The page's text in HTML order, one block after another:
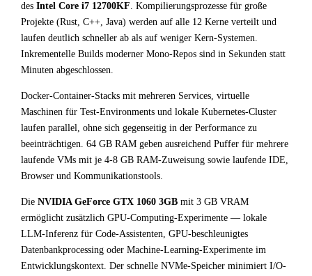
des Intel Core i7 12700KF. Kompilierungsprozesse für große
Projekte (Rust, C++, Java) werden auf alle 12 Kerne verteilt und
laufen deutlich schneller ab als auf weniger Kern-Systemen.
Inkrementelle Builds moderner Mono-Repos sind in Sekunden statt
Minuten abgeschlossen.
Docker-Container-Stacks mit mehreren Services, virtuelle
Maschinen für Test-Environments und lokale Kubernetes-Cluster
laufen parallel, ohne sich gegenseitig in der Performance zu
beeinträchtigen. 64 GB RAM geben ausreichend Puffer für mehrere
laufende VMs mit je 4-8 GB RAM-Zuweisung sowie laufende IDE,
Browser und Kommunikationstools.
Die NVIDIA GeForce GTX 1060 3GB mit 3 GB VRAM
ermöglicht zusätzlich GPU-Computing-Experimente — lokale
LLM-Inferenz für Code-Assistenten, GPU-beschleunigtes
Datenbankprocessing oder Machine-Learning-Experimente im
Entwicklungskontext. Der schnelle NVMe-Speicher minimiert I/O-